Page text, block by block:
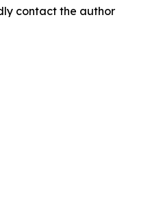
contact the author